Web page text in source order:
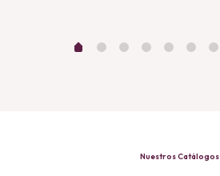
Nuestros Catálogos